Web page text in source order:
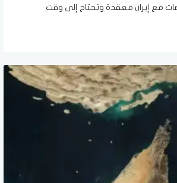
مع إيران معقدة وتحتاج إلى وقت